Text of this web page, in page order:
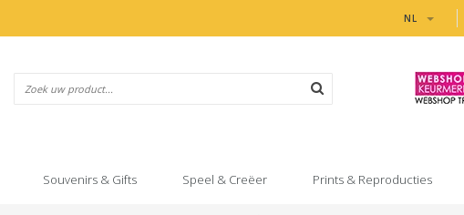
NL
Souvenirs & Gifts Speel & Creëer Prints & Reproducties